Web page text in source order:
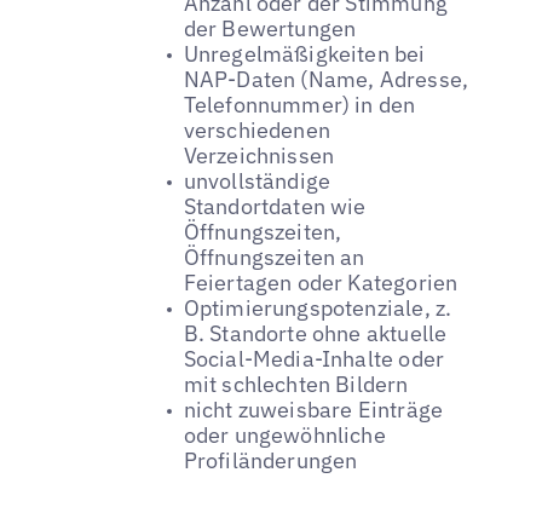
der Bewertungen
Unregelmäßigkeiten bei
NAP-Daten (Name, Adresse,
Telefonnummer) in den
verschiedenen
Verzeichnissen
unvollständige
Standortdaten wie
Öffnungszeiten,
Öffnungszeiten an
Feiertagen oder Kategorien
Optimierungspotenziale, z.
B. Standorte ohne aktuelle
Social-Media-Inhalte oder
mit schlechten Bildern
nicht zuweisbare Einträge
oder ungewöhnliche
Profiländerungen